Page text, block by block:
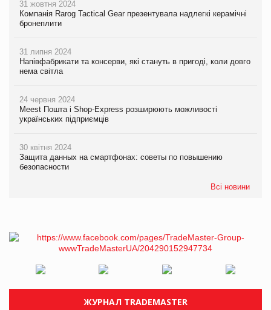
31 жовтня 2024
Компанія Rarog Tactical Gear презентувала надлегкі керамічні
бронеплити
31 липня 2024
Напівфабрикати та консерви, які стануть в пригоді, коли довго
нема світла
24 червня 2024
Meest Пошта і Shop-Express розширюють можливості
українських підприємців
30 квітня 2024
Защита данных на смартфонах: советы по повышению
безопасности
Всі новини
ЖУРНАЛ TRADEMASTER